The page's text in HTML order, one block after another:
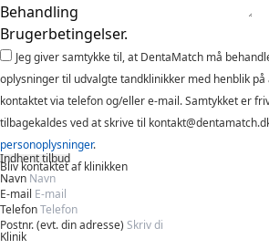
Behandling
Brugerbetingelser.
Jeg giver samtykke til, at DentaMatch må
oplysninger til udvalgte tandklinikker med henblik
kontaktet via telefon og/eller e-mail. Samtykket er
tilbagekaldes ved at skrive til
personoplysninger.
Indhent tilbud
Bliv kontaktet af klinikken
Navn
E-mail
Telefon
Postnr. (evt. din adresse)
Klinik